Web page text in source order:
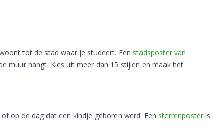
tot de stad waar je studeert. Een stadsposter van
muur hangt. Kies uit meer dan 15 stijlen en maak het
op de dag dat een kindje geboren werd. Een sterrenposter is